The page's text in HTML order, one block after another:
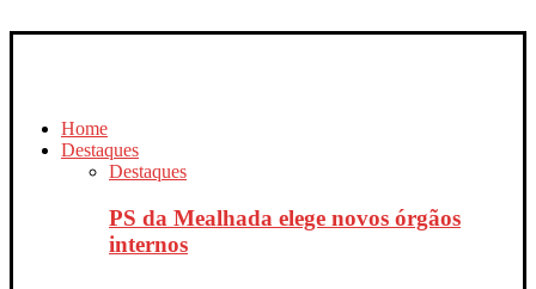
Home
Destaques
Destaques
PS da Mealhada elege novos órgãos
internos